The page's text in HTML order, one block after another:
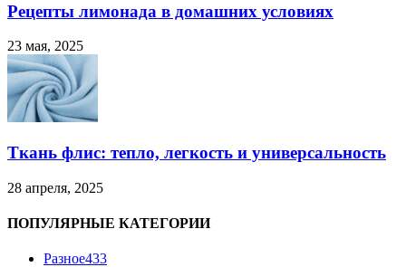
Рецепты лимонада в домашних условиях
23 мая, 2025
Ткань флис: тепло, легкость и универсальность
28 апреля, 2025
ПОПУЛЯРНЫЕ КАТЕГОРИИ
Разное433